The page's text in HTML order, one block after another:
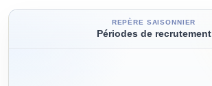
REPÈRE SAISONNIER
Périodes de recrutement